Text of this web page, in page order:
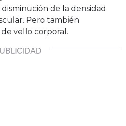
de la densidad
Pero también
vello corporal.